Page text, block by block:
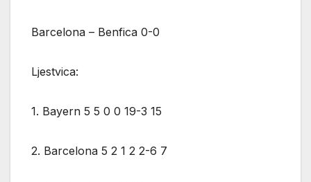
Barcelona – Benfica 0-0
Ljestvica:
1. Bayern 5 5 0 0 19-3 15
2. Barcelona 5 2 1 2 2-6 7